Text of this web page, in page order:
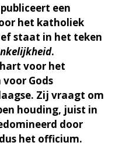
een
het katholiek
staat in het teken
.
voor het
Gods
Zij vraagt om
houding, juist in
door
het officium.